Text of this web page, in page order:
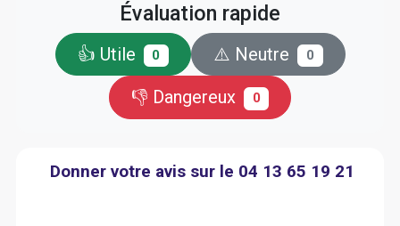
Évaluation rapide
👍 Utile 0 ⚠️ Neutre 0
👎 Dangereux 0
Donner votre avis sur le 04 13 65 19 21